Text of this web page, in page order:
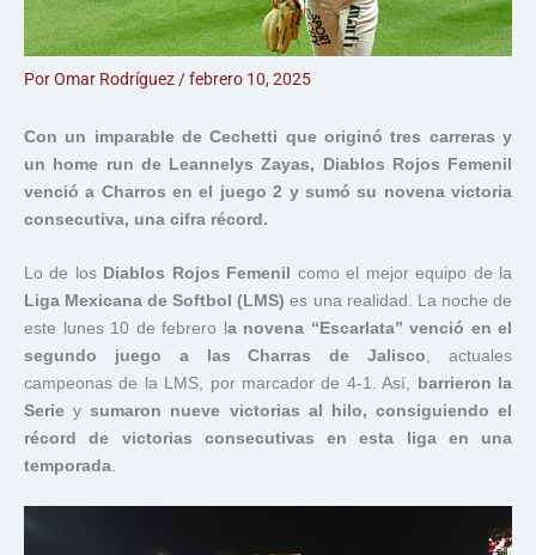
PorOmar Rodríguez /febrero 10, 2025
Con un imparable de Cechetti que originó tres carreras y
un home run de Leannelys Zayas, Diablos Rojos Femenil
venció a Charros en el juego 2 y sumó su novena victoria
consecutiva, una cifra récord.
Lo de los Diablos Rojos Femenil
como el mejor equipo de la
Liga Mexicana de Softbol (LMS) es una realidad. La noche de
este lunes 10 de febrero l a novena “Escarlata” venció en el
segundo juego a las Charras de Jalisco , actuales
campeonas de la LMS, por marcador de 4-1. Así,
barrieron la
Serie ysumaron nueve victorias al hilo, consiguiendo el
récord de victorias consecutivas en esta liga en una
temporada